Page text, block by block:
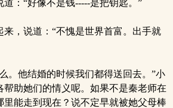
：“好像不是钱-----是把钥匙。”
，说道：“不愧是世界首富。出手就
。他结婚的时候我们都得送回去。”小
帮助她们的情义呢。如果不是秦老师在
里能走到现在？说不定早就被她父母棒